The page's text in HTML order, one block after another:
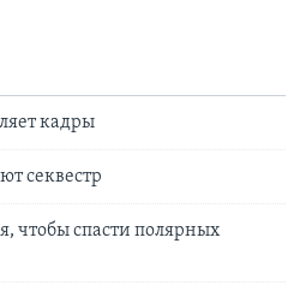
кадры
секвестр
чтобы спасти полярных